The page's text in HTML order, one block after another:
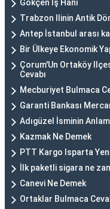
Gökçen İş Hanı
Trabzon Ilinin Antik
Antep İstanbul arası
Bir Ülkeye Ekonomik
Çorum'Un Ortaköy
Cevabı
Mecburiyet Bulmaca
Garanti Bankası
Adıgüzel İsminin
Kazmak Ne Demek
PTT Kargo Isparta
İlk paketli sigara ne
Canevi Ne Demek
Ortaklar Bulmaca